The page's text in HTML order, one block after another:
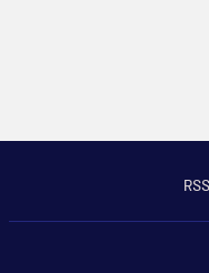
RSS